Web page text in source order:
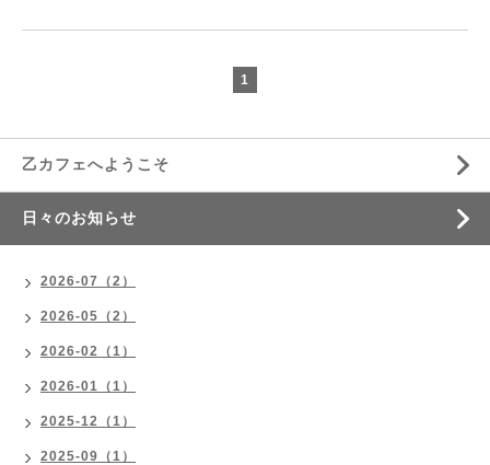
1
乙カフェへようこそ
日々のお知らせ
2026-07（2）
2026-05（2）
2026-02（1）
2026-01（1）
2025-12（1）
2025-09（1）